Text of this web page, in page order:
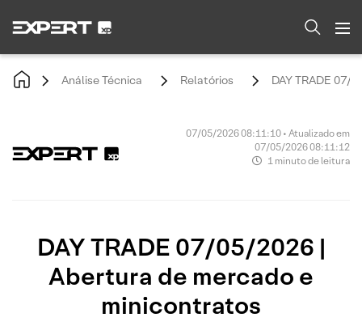
Análise Técnica Relatórios DAY TRADE 07/
07/05/2026 08:11:10 • Atualizado em
07/05/2026 08:11:12
1 minuto de leitura
DAY TRADE 07/05/2026 |
Abertura de mercado e
minicontratos